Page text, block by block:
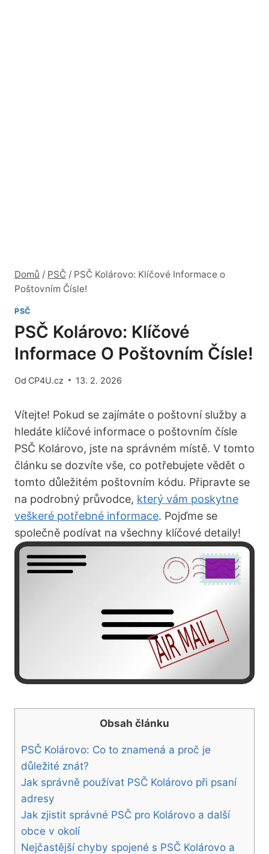
Domů / PSČ / PSČ Kolárovo: Klíčové Informace o
Poštovním Čísle!
PSČ
PSČ Kolárovo: Klíčové
Informace O Poštovním Čísle!
Od CP4U.cz 13. 2. 2026
Vítejte! Pokud se zajímáte o poštovní služby a
hledáte klíčové informace o poštovním čísle
PSČ Kolárovo, jste na správném místě. V tomto
článku se dozvíte vše, co potřebujete vědět o
tomto důležitém poštovním kódu. Připravte se
na podrobný průvodce, který vám poskytne
veškeré potřebné informace. Pojďme se
společně podívat na všechny klíčové detaily!
Obsah článku
PSČ Kolárovo: Co to znamená a proč je
důležité znát?
Jak správně používat PSČ Kolárovo při psaní
adresy
Jak zjistit správné PSČ pro Kolárovo a další
obce v okolí
Nejčastější chyby spojené s PSČ Kolárovo a